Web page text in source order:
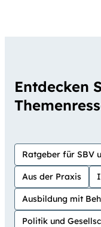
Entdecken
Ratgeber für SBV
Aus der Praxis
Ausbildung mit
Politik und